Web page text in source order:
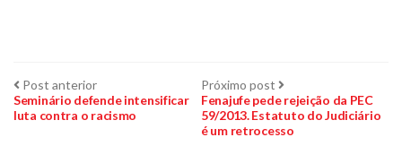
Navegação
de
Post anteriorPost
anterior:
Seminário defende intensificar
luta contra o racismo
Próximo post Próximo
post:
Fenajufe pede rejeição da PEC
59/2013. Estatuto do Judiciário
é um retrocesso